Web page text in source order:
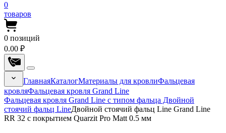
0
товаров
0 позиций
0.00 ₽
ГлавнаяКаталогМатериалы для кровлиФальцевая
кровляФальцевая кровля Grand Line
Фальцевая кровля Grand Line с типом фальца Двойной
стоячий фальц LineДвойной стоячий фальц Line Grand Line
RR 32 с покрытием Quarzit Pro Matt 0.5 мм